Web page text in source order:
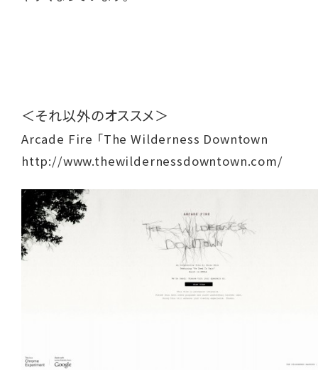
＜それ以外のオススメ＞
Arcade Fire 「The Wilderness Downtown
http://www.thewildernessdowntown.com/